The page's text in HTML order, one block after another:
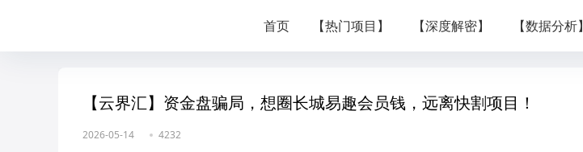
首页 【热门项目】 【深度解密】 【数据分析】
【云界汇】资金盘骗局，想圈长城易趣会员钱，远离快割项目！
2026-05-14 4232